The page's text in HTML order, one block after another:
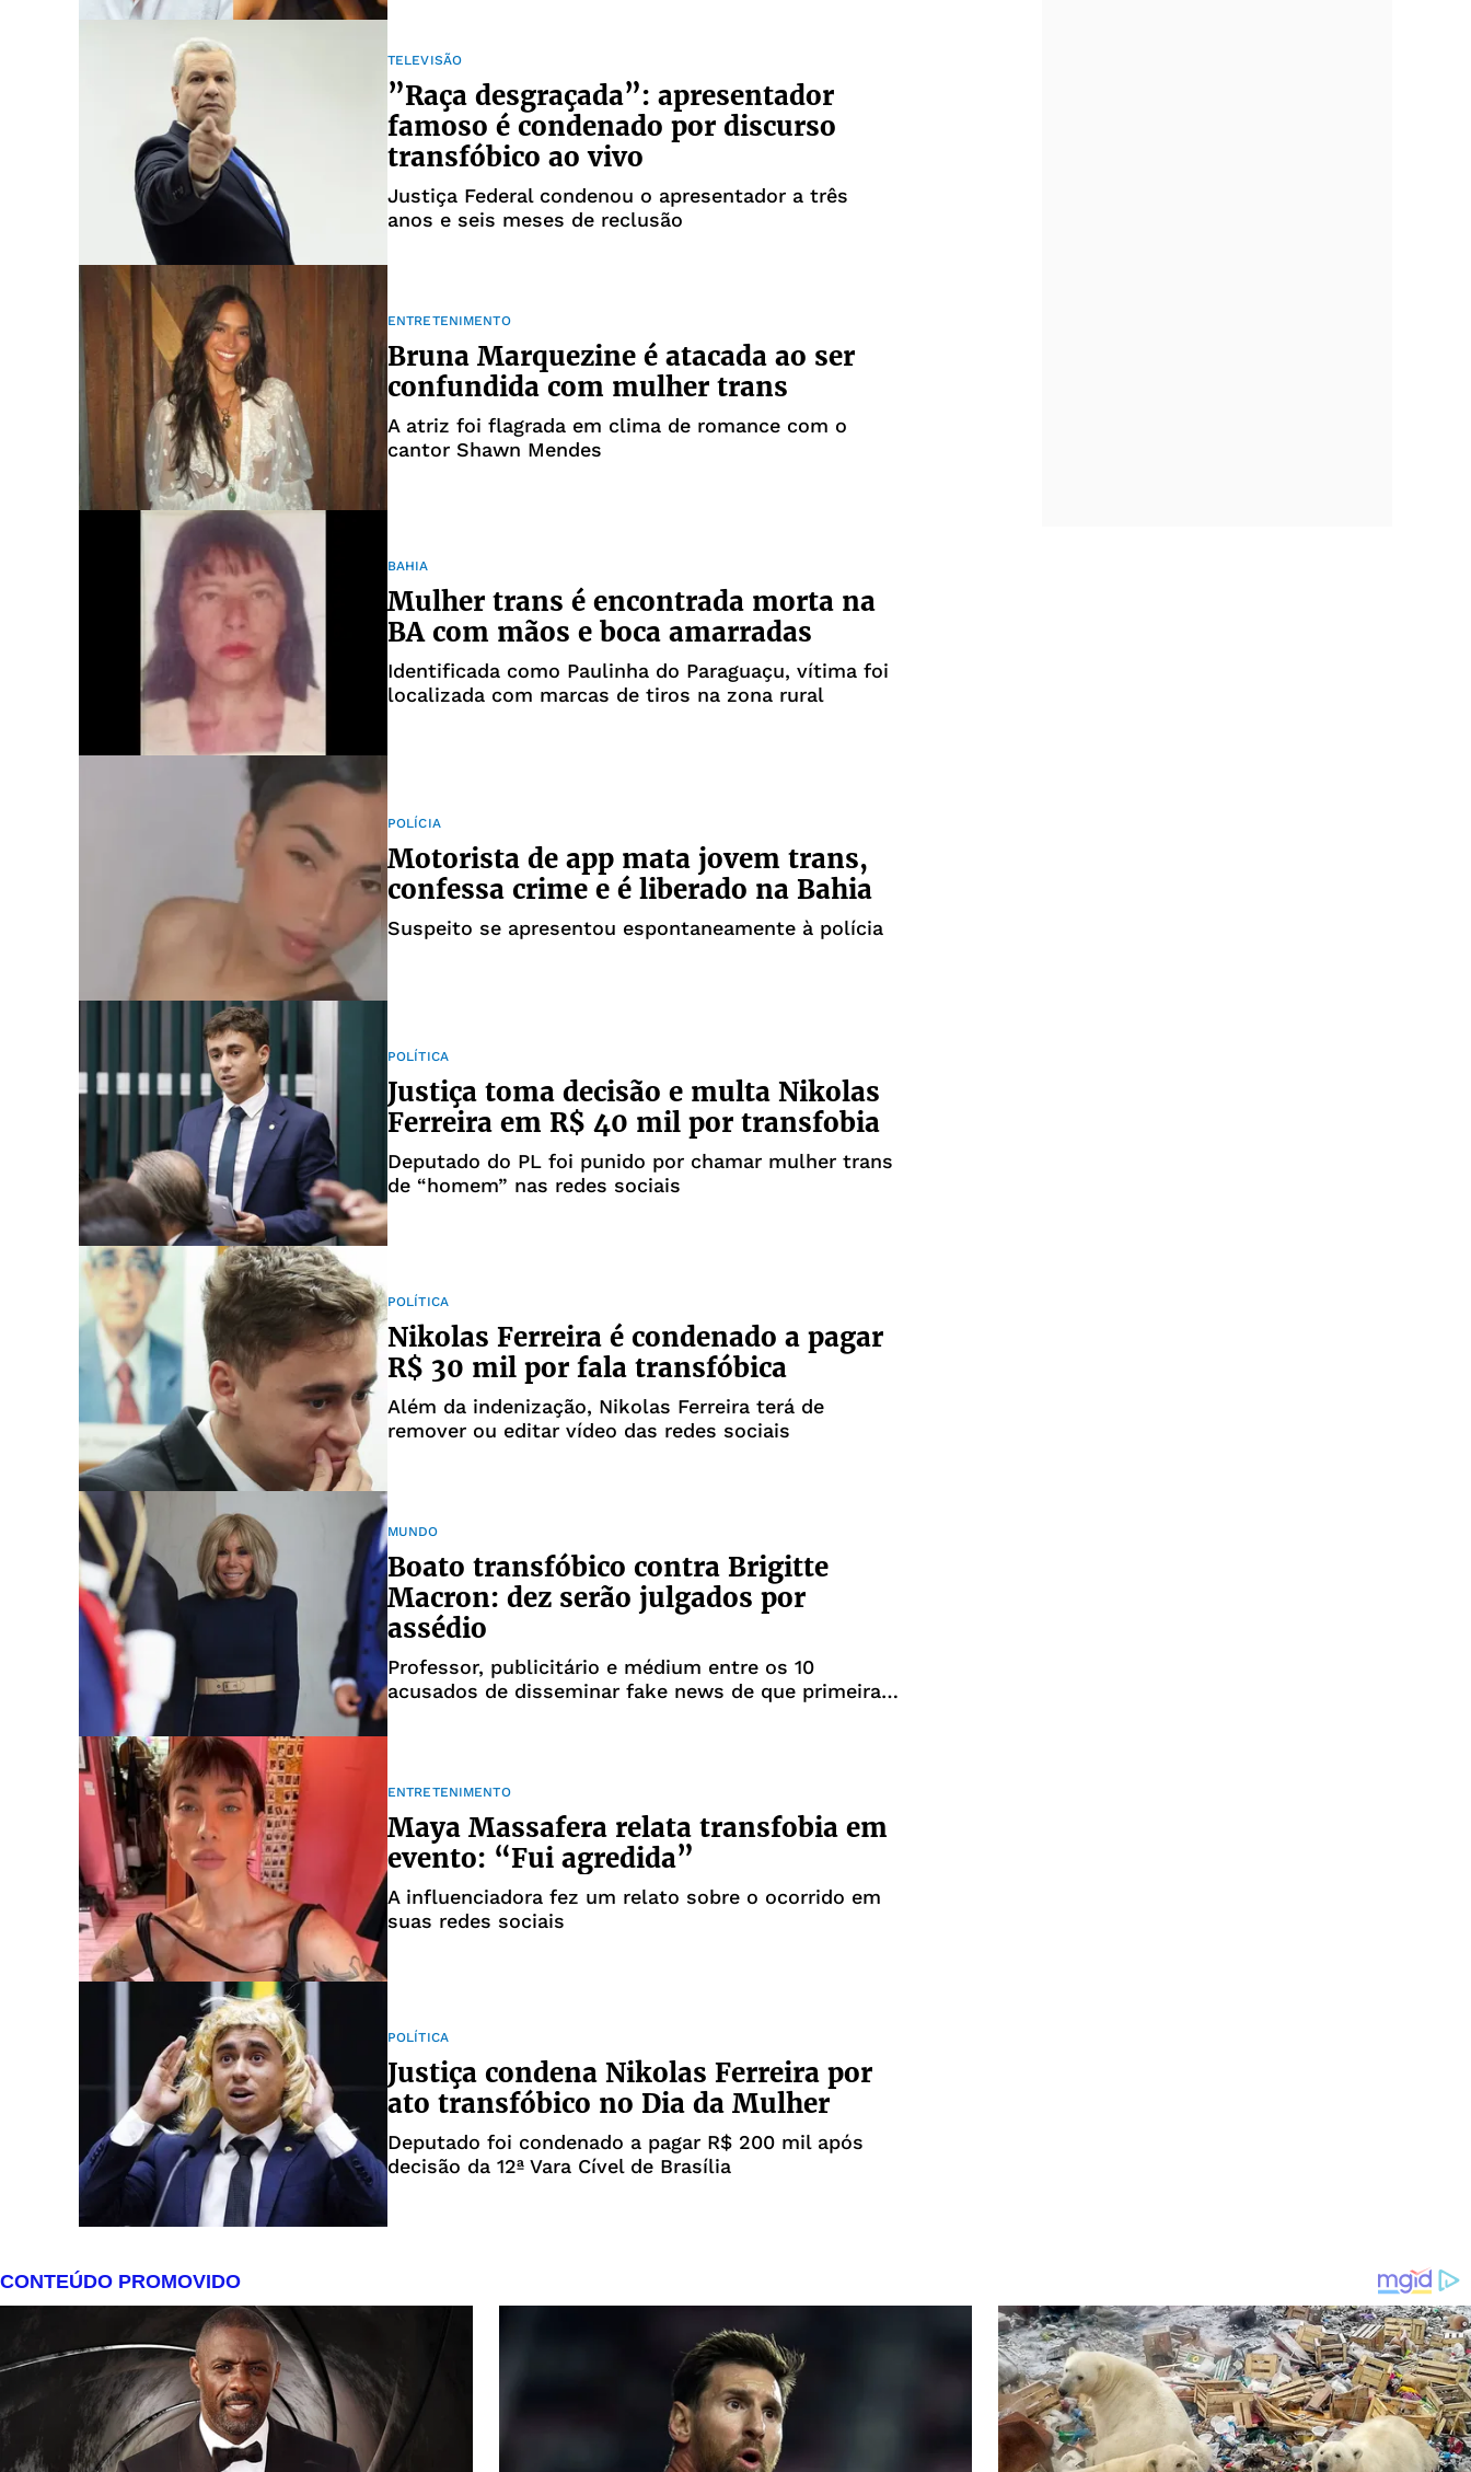
TELEVISÃO
”Raça desgraçada”: apresentador
famoso é condenado por discurso
transfóbico ao vivo
Justiça Federal condenou o apresentador a três
anos e seis meses de reclusão
ENTRETENIMENTO
Bruna Marquezine é atacada ao ser
confundida com mulher trans
A atriz foi flagrada em clima de romance com o
cantor Shawn Mendes
BAHIA
Mulher trans é encontrada morta na
BA com mãos e boca amarradas
Identificada como Paulinha do Paraguaçu, vítima foi
localizada com marcas de tiros na zona rural
POLÍCIA
Motorista de app mata jovem trans,
confessa crime e é liberado na Bahia
Suspeito se apresentou espontaneamente à polícia
POLÍTICA
Justiça toma decisão e multa Nikolas
Ferreira em R$ 40 mil por transfobia
Deputado do PL foi punido por chamar mulher trans
de “homem” nas redes sociais
POLÍTICA
Nikolas Ferreira é condenado a pagar
R$ 30 mil por fala transfóbica
Além da indenização, Nikolas Ferreira terá de
remover ou editar vídeo das redes sociais
MUNDO
Boato transfóbico contra Brigitte
Macron: dez serão julgados por
assédio
Professor, publicitário e médium entre os 10
acusados de disseminar fake news de que primeira-
ENTRETENIMENTO
Maya Massafera relata transfobia em
evento: “Fui agredida”
A influenciadora fez um relato sobre o ocorrido em
suas redes sociais
POLÍTICA
Justiça condena Nikolas Ferreira por
ato transfóbico no Dia da Mulher
Deputado foi condenado a pagar R$ 200 mil após
decisão da 12ª Vara Cível de Brasília